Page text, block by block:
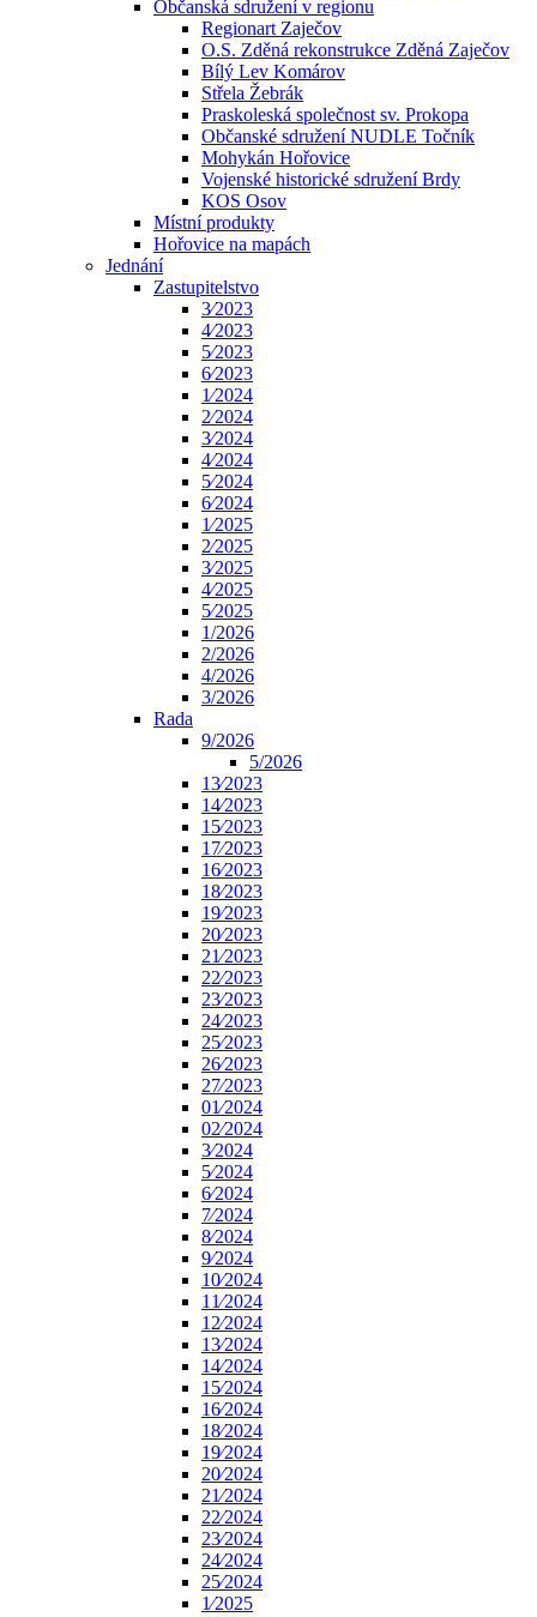
Občanská sdružení v regionu
Regionart Zaječov
O.S. Zděná rekonstrukce Zděná Zaječov
Bílý Lev Komárov
Střela Žebrák
Praskoleská společnost sv. Prokopa
Občanské sdružení NUDLE Točník
Mohykán Hořovice
Vojenské historické sdružení Brdy
KOS Osov
Místní produkty
Hořovice na mapách
Jednání
Zastupitelstvo
3⁄2023
4⁄2023
5⁄2023
6⁄2023
1⁄2024
2⁄2024
3⁄2024
4⁄2024
5⁄2024
6⁄2024
1⁄2025
2⁄2025
3⁄2025
4⁄2025
5⁄2025
1/2026
2/2026
4/2026
3/2026
Rada
9/2026
5/2026
13⁄2023
14⁄2023
15⁄2023
17⁄2023
16⁄2023
18⁄2023
19⁄2023
20⁄2023
21⁄2023
22⁄2023
23⁄2023
24⁄2023
25⁄2023
26⁄2023
27⁄2023
01⁄2024
02⁄2024
3⁄2024
5⁄2024
6⁄2024
7⁄2024
8⁄2024
9⁄2024
10⁄2024
11⁄2024
12⁄2024
13⁄2024
14⁄2024
15⁄2024
16⁄2024
18⁄2024
19⁄2024
20⁄2024
21⁄2024
22⁄2024
23⁄2024
24⁄2024
25⁄2024
1⁄2025